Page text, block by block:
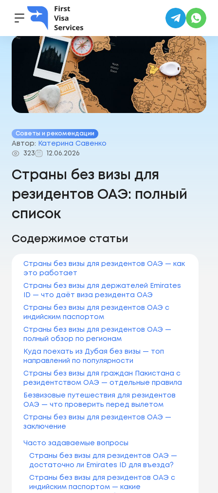
Главная Блог·Страны без визы для резидентов
Советы и рекомендации
Автор:
Катерина Савенко
323
12.06.2026
Страны без визы для
резидентов ОАЭ: полный
список
Содержимое статьи
Страны без визы для резидентов ОАЭ — как
это работает
Страны без визы для держателей Emirates
ID — что даёт виза резидента ОАЭ
Страны без визы для резидентов ОАЭ с
индийским паспортом
Страны без визы для резидентов ОАЭ —
полный обзор по регионам
Куда поехать из Дубая без визы — топ
направлений по популярности
Страны без визы для граждан Пакистана с
резидентством ОАЭ — отдельные правила
Безвизовые путешествия для резидентов
ОАЭ — что проверить перед вылетом
Страны без визы для резидентов ОАЭ —
заключение
Часто задаваемые вопросы
Страны без визы для резидентов ОАЭ —
достаточно ли Emirates ID для въезда?
Страны без визы для резидентов ОАЭ с
индийским паспортом — какие